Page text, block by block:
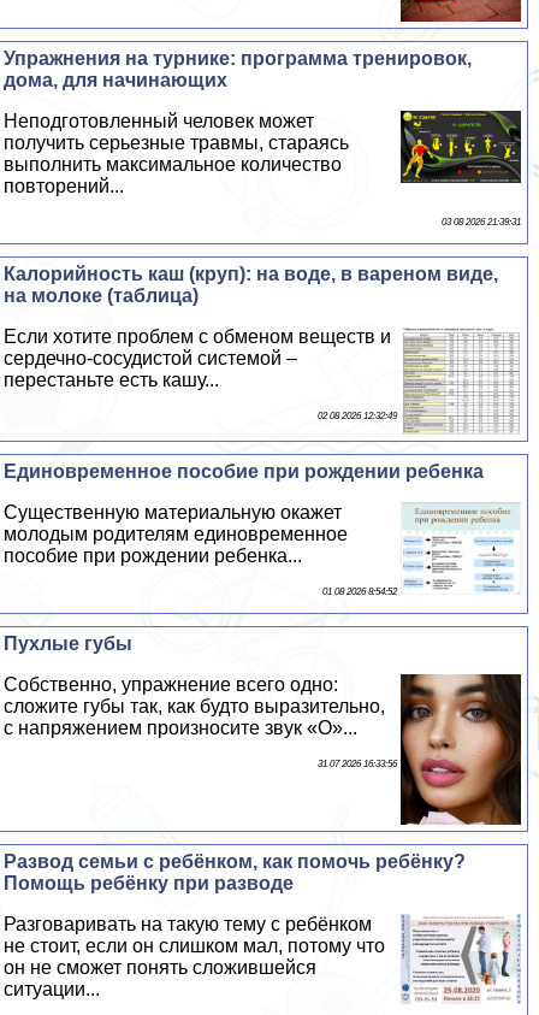
Упражнения на турнике: программа тренировок,
дома, для начинающих
Неподготовленный человек может
получить серьезные травмы, стараясь
выполнить максимальное количество
повторений...
03 08 2026 21:39:31
Калорийность каш (круп): на воде, в вареном виде,
на молоке (таблица)
Если хотите проблем с обменом веществ и
сердечно-сосудистой системой –
перестаньте есть кашу...
02 08 2026 12:32:49
Единовременное пособие при рождении ребенка
Существенную материальную окажет
молодым родителям единовременное
пособие при рождении ребенка...
01 08 2026 8:54:52
Пухлые губы
Собственно, упражнение всего одно:
сложите губы так, как будто выразительно,
с напряжением произносите звук «О»...
31 07 2026 16:33:56
Развод семьи с ребёнком, как помочь ребёнку?
Помощь ребёнку при разводе
Разговаривать на такую тему с ребёнком
не стоит, если он слишком мал, потому что
он не сможет понять сложившейся
ситуации...